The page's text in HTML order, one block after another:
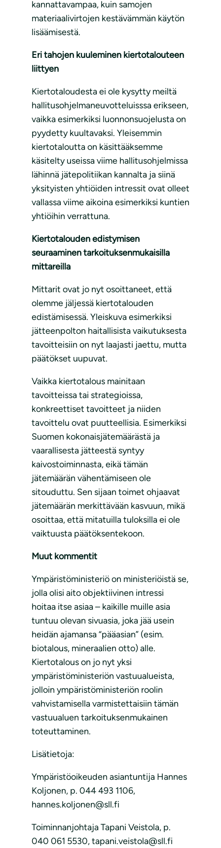
kannattavampaa, kuin samojen
materiaalivirtojen kestävämmän käytön
lisäämisestä.
Eri tahojen kuuleminen kiertotalouteen
liittyen
Kiertotaloudesta ei ole kysytty meiltä
hallitusohjelmaneuvotteluisssa erikseen,
vaikka esimerkiksi luonnonsuojelusta on
pyydetty kuultavaksi. Yleisemmin
kiertotaloutta on käsittääksemme
käsitelty useissa viime hallitusohjelmissa
lähinnä jätepolitiikan kannalta ja siinä
yksityisten yhtiöiden intressit ovat olleet
vallassa viime aikoina esimerkiksi kuntien
yhtiöihin verrattuna.
Kiertotalouden edistymisen
seuraaminentarkoituksenmukaisilla
mittareilla
Mittarit ovat jo nyt osoittaneet, että
olemme jäljessä kiertotalouden
edistämisessä. Yleiskuva esimerkiksi
jätteenpolton haitallisista vaikutuksesta
tavoitteisiin on nyt laajasti jaettu, mutta
päätökset uupuvat.
Vaikka kiertotalous mainitaan
tavoitteissa tai strategioissa,
konkreettiset tavoitteet ja niiden
tavoittelu ovat puutteellisia. Esimerkiksi
Suomen kokonaisjätemäärästä ja
vaarallisesta jätteestä syntyy
kaivostoiminnasta, eikä tämän
jätemäärän vähentämiseen ole
sitouduttu. Sen sijaan toimet ohjaavat
jätemäärän merkittävään kasvuun, mikä
osoittaa, että mitatuilla tuloksilla ei ole
vaiktuusta päätöksentekoon.
Muut kommentit
Ympäristöministeriö on ministeriöistä se,
jolla olisi aito objektiivinen intressi
hoitaa itse asiaa – kaikille muille asia
tuntuu olevan sivuasia, joka jää usein
heidän ajamansa “pääasian” (esim.
biotalous, mineraalien otto) alle.
Kiertotalous on jo nyt yksi
ympäristöministeriön vastuualueista,
jolloin ympäristöministeriön roolin
vahvistamisella varmistettaisiin tämän
vastuualuen tarkoituksenmukainen
toteuttaminen.
Lisätietoja:
Ympäristöoikeuden asiantuntija Hannes
Koljonen, p. 044 493 1106,
hannes.koljonen@sll.fi
Toiminnanjohtaja Tapani Veistola, p.
040 061 5530, tapani.veistola@sll.fi